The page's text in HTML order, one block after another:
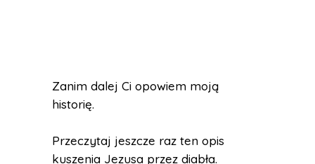
Zanim dalej Ci opowiem moją
historię.
Przeczytaj jeszcze raz ten opis
kuszenia Jezusa przez diabła.